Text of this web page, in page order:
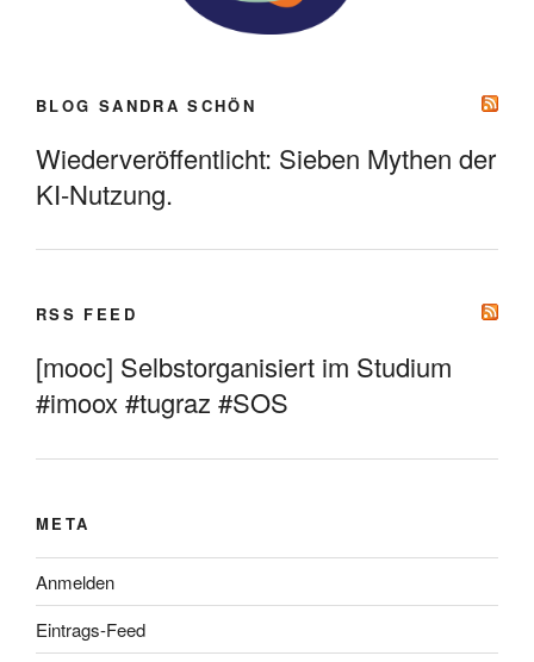
BLOG SANDRA SCHÖN
Wiederveröffentlicht: Sieben Mythen der
KI-Nutzung.
RSS FEED
[mooc] Selbstorganisiert im Studium
#imoox #tugraz #SOS
META
Anmelden
Eintrags-Feed